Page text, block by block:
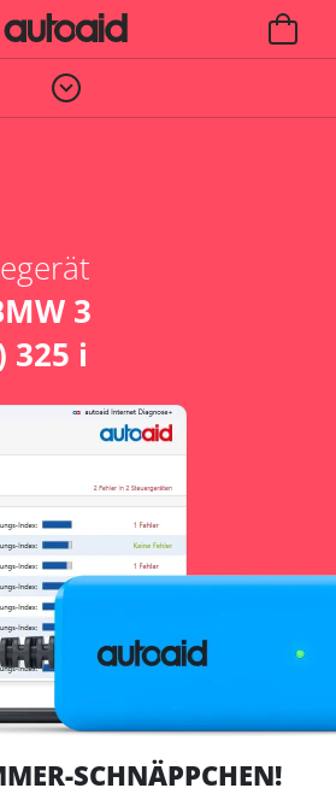
3
325 i
SCHNÄPPCHEN!